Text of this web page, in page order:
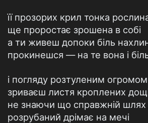
її прозорих крил тонка
ще проростає зрошена в собі
а ти живеш допоки біль
прокинешся — на те вона і
і погляду розтуленим огромом
зриваєш листя кроплених
не знаючи що справжній
розрубаний дрімає на мечі